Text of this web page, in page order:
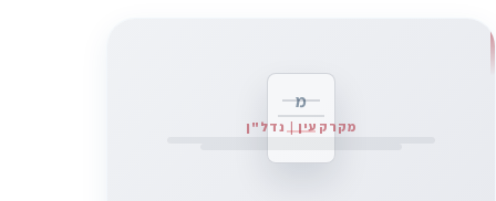
מ
מקרקעין | נדל"ן